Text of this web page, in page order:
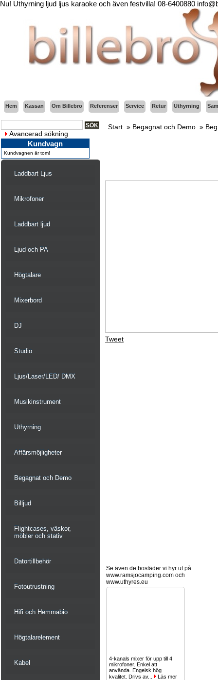
Nu! Uthyrning ljud ljus karaoke och även festvilla! 08-6400880
Hem Kassan Om Billebro Referenser Service Retur Uthyrning
Avancerad sökning
Kundvagn
Kundvagnen är tom!
Laddbart Ljus
Mikrofoner
Laddbart ljud
Ljud och PA
Högtalare
Mixerbord
DJ
Studio
Ljus/Laser/LED/ DMX
Musikinstrument
Uthyrning
Affärsmöjligheter
Begagnat och Demo
Billjud
Flightcases, väskor,
möbler och stativ
Datortillbehör
Fotoutrustning
Hifi och Hemmabio
Högtalarelement
Kabel
Start » Begagnat och Demo »
Tweet
Se även de bostäder vi hyr ut på
www.ramsjocamping.com och
www.uthyres.eu
4-kanals mixer för upp till 4
mikrofoner. Enkel att
använda. Engelsk hög
kvalitet. Drivs av...
Läs mer